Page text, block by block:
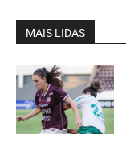
MAIS LIDAS